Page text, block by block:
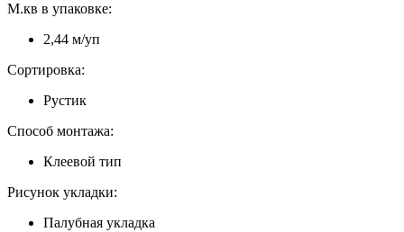
М.кв в упаковке:
2,44 м/уп
Сортировка:
Рустик
Способ монтажа:
Клеевой тип
Рисунок укладки:
Палубная укладка